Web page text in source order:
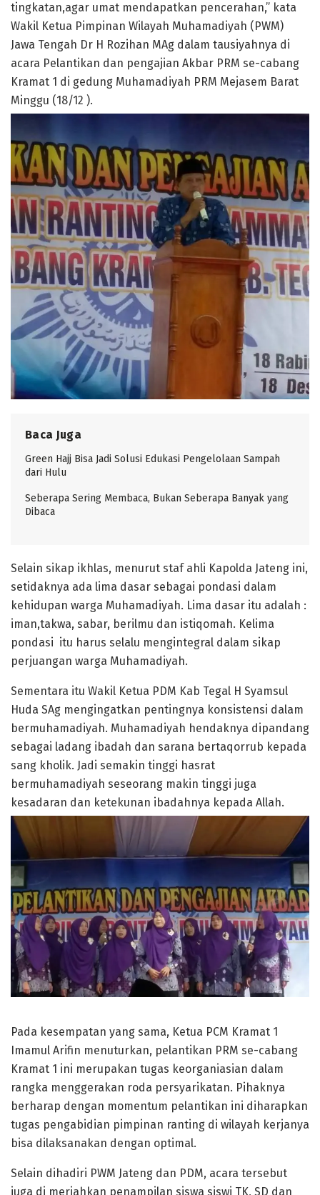
tingkatan,agar umat mendapatkan pencerahan,” kata
Wakil Ketua Pimpinan Wilayah Muhamadiyah (PWM)
Jawa Tengah Dr H Rozihan MAg dalam tausiyahnya di
acara Pelantikan dan pengajian Akbar PRM se-cabang
Kramat 1 di gedung Muhamadiyah PRM Mejasem Barat
Minggu (18/12 ).
Baca Juga
Green Hajj Bisa Jadi Solusi Edukasi Pengelolaan Sampah
dari Hulu
Seberapa Sering Membaca, Bukan Seberapa Banyak yang
Dibaca
Selain sikap ikhlas, menurut staf ahli Kapolda Jateng ini,
setidaknya ada lima dasar sebagai pondasi dalam
kehidupan warga Muhamadiyah. Lima dasar itu adalah :
iman,takwa, sabar, berilmu dan istiqomah. Kelima
pondasi itu harus selalu mengintegral dalam sikap
perjuangan warga Muhamadiyah.
Sementara itu Wakil Ketua PDM Kab Tegal H Syamsul
Huda SAg mengingatkan pentingnya konsistensi dalam
bermuhamadiyah. Muhamadiyah hendaknya dipandang
sebagai ladang ibadah dan sarana bertaqorrub kepada
sang kholik. Jadi semakin tinggi hasrat
bermuhamadiyah seseorang makin tinggi juga
kesadaran dan ketekunan ibadahnya kepada Allah.
Pada kesempatan yang sama, Ketua PCM Kramat 1
Imamul Arifin menuturkan, pelantikan PRM se-cabang
Kramat 1 ini merupakan tugas keorganiasian dalam
rangka menggerakan roda persyarikatan. Pihaknya
berharap dengan momentum pelantikan ini diharapkan
tugas pengabidian pimpinan ranting di wilayah kerjanya
bisa dilaksanakan dengan optimal.
Selain dihadiri PWM Jateng dan PDM, acara tersebut
juga di meriahkan penampilan siswa siswi TK, SD dan